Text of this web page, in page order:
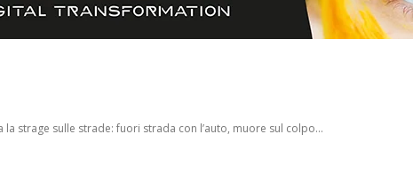
la strage sulle strade: fuori strada con l’auto, muore sul colpo...